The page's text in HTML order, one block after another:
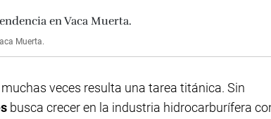
Muerta.
veces resulta una tarea titánica. Sin
busca crecer en la industria hidrocarburífera